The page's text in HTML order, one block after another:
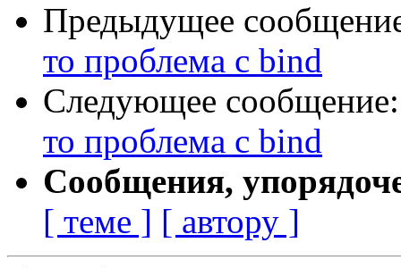
Предыдущее
то проблема с bind
Следующее
то проблема с bind
Сообщения,
[ теме ] [ автору ]